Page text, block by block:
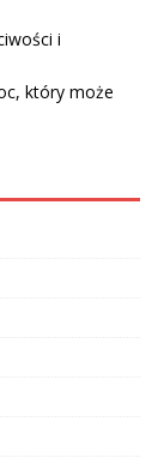
i
który może